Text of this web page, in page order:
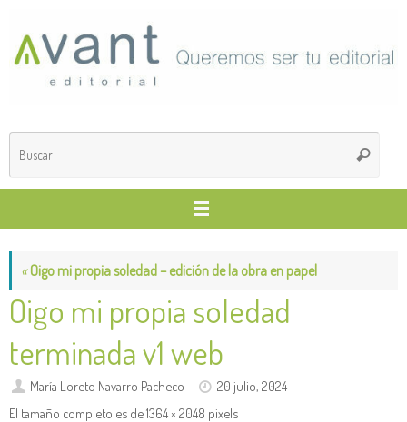
contenido
Buscar
«Oigo mi propia soledad – edición de la obra en papel
Oigo mi propia soledad
terminada v1 web
María Loreto Navarro Pacheco
20 julio, 2024
El tamaño completo es de1364 × 2048 pixels